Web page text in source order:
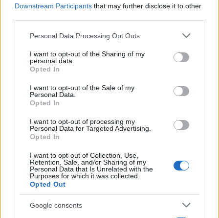
Downstream Participants that may further disclose it to other
Please note that this website/app uses one or more Google
not limited to your visit or usage behaviour. You may click to
grant or deny consent to Google and its third-party tags to
use your data for below specified purposes in below Google
consent section.
Personal Data Processing Opt Outs
I want to opt-out of the Sharing of my
personal data.
Opted In
I want to opt-out of the Sale of my
Personal Data.
Opted In
I want to opt-out of processing my
Personal Data for Targeted Advertising.
Opted In
I want to opt-out of Collection, Use,
Retention, Sale, and/or Sharing of my
Personal Data that Is Unrelated with the
Purposes for which it was collected.
Opted Out
Google consents
La Maddalena, festa per i 30 anni del Diving
center di Tegge
Esce di strada con l’auto ad Arzachena: ferito il
conducente
Turiste si perdono a Tavolara: salvate dai vigili
Gallura
Incidente Olbia, poliziotto in vacanza salva 6
persone: due bimbi tra i feriti